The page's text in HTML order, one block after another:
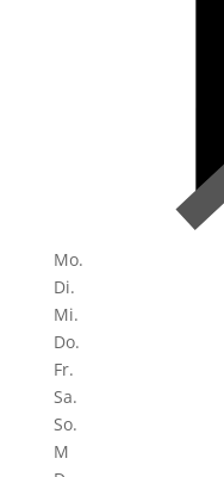
Mo.
Di.
Mi.
Do.
Fr.
Sa.
So.
M